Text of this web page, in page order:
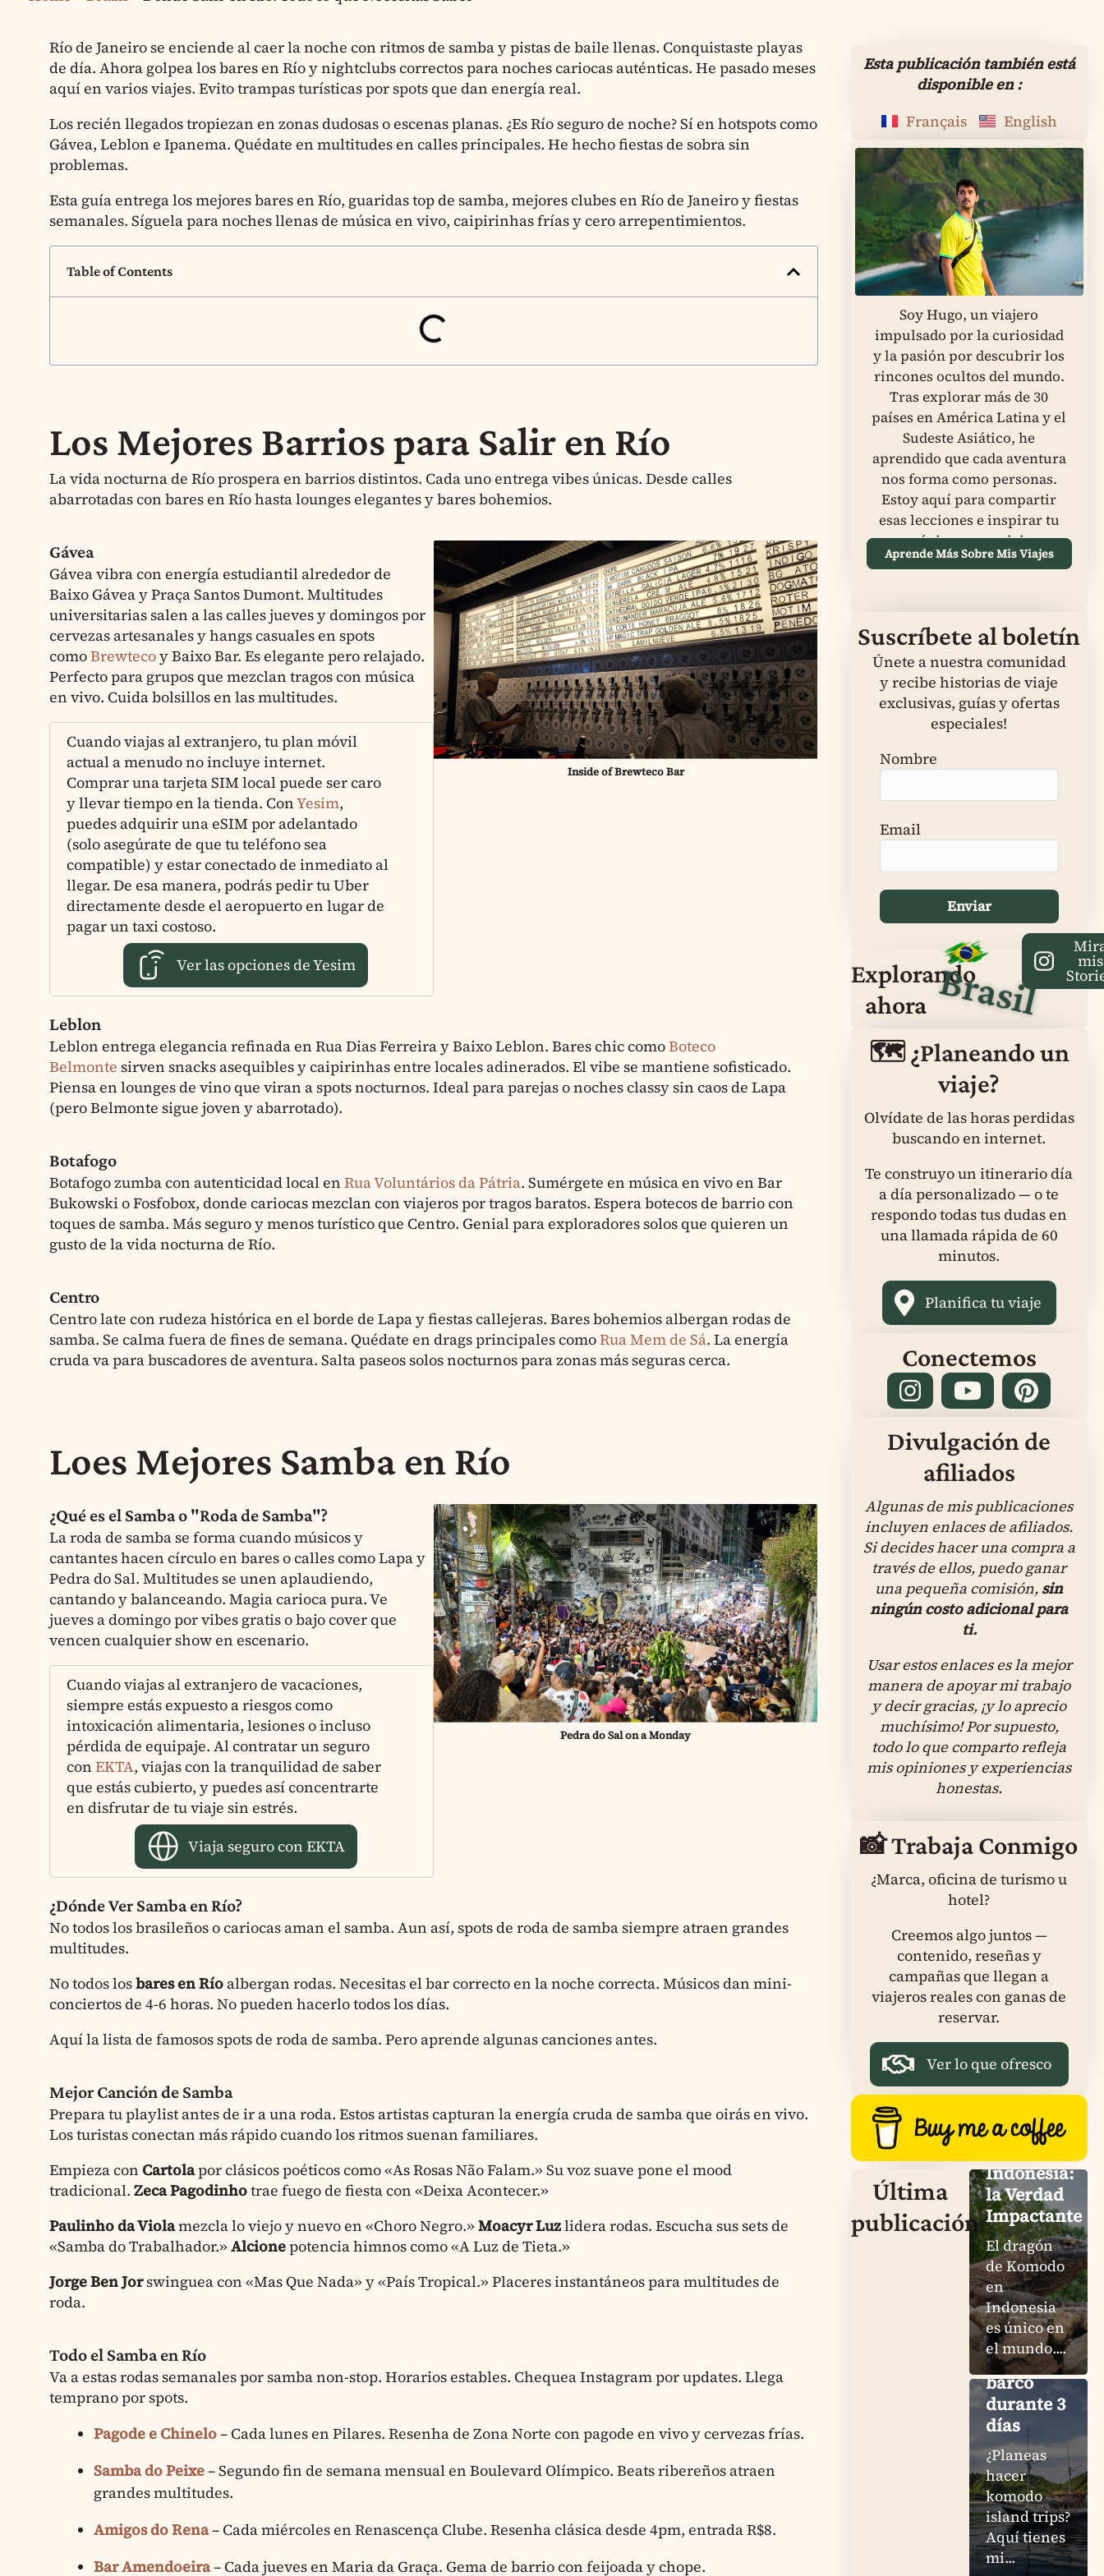
Río de Janeiro se enciende al caer la noche con ritmos de samba y pistas de baile llenas. Conquistaste playas
de día. Ahora golpea los bares en Río y nightclubs correctos para noches cariocas auténticas. He pasado meses
aquí en varios viajes. Evito trampas turísticas por spots que dan energía real.
Los recién llegados tropiezan en zonas dudosas o escenas planas. ¿Es Río seguro de noche? Sí en hotspots como
Gávea, Leblon e Ipanema. Quédate en multitudes en calles principales. He hecho fiestas de sobra sin
problemas.
Esta guía entrega los mejores bares en Río, guaridas top de samba, mejores clubes en Río de Janeiro y fiestas
semanales. Síguela para noches llenas de música en vivo, caipirinhas frías y cero arrepentimientos.
Table of Contents
Los Mejores Barrios para Salir en Río
La vida nocturna de Río prospera en barrios distintos. Cada uno entrega vibes únicas. Desde calles
abarrotadas con bares en Río hasta lounges elegantes y bares bohemios.
Gávea
Gávea vibra con energía estudiantil alrededor de
Baixo Gávea y Praça Santos Dumont. Multitudes
universitarias salen a las calles jueves y domingos por
cervezas artesanales y hangs casuales en spots
comoBrewtecoy Baixo Bar. Es elegante pero relajado.
Perfecto para grupos que mezclan tragos con música
en vivo. Cuida bolsillos en las multitudes.
Cuando viajas al extranjero, tu plan móvil
actual a menudo no incluye internet.
Comprar una tarjeta SIM local puede ser caro
y llevar tiempo en la tienda. ConYesim,
puedes adquirir una eSIM por adelantado
(solo asegúrate de que tu teléfono sea
compatible) y estar conectado de inmediato al
llegar. De esa manera, podrás pedir tu Uber
directamente desde el aeropuerto en lugar de
pagar un taxi costoso.
Ver las opciones de Yesim
Inside of Brewteco Bar
Leblon
Leblon entrega elegancia refinada en Rua Dias Ferreira y Baixo Leblon. Bares chic comoBoteco
Belmonte sirven snacks asequibles y caipirinhas entre locales adinerados. El vibe se mantiene sofisticado.
Piensa en lounges de vino que viran a spots nocturnos. Ideal para parejas o noches classy sin caos de Lapa
(pero Belmonte sigue joven y abarrotado).
Botafogo
Botafogo zumba con autenticidad local enRua Voluntários da Pátria. Sumérgete en música en vivo en Bar
Bukowski o Fosfobox, donde cariocas mezclan con viajeros por tragos baratos. Espera botecos de barrio con
toques de samba. Más seguro y menos turístico que Centro. Genial para exploradores solos que quieren un
gusto de la vida nocturna de Río.
Centro
Centro late con rudeza histórica en el borde de Lapa y fiestas callejeras. Bares bohemios albergan rodas de
samba. Se calma fuera de fines de semana. Quédate en drags principales comoRua Mem de Sá. La energía
cruda va para buscadores de aventura. Salta paseos solos nocturnos para zonas más seguras cerca.
Loes Mejores Samba en Río
¿Qué es el Samba o "Roda de Samba"?
Laroda de samba se forma cuando músicos y
cantantes hacen círculo en bares o calles como Lapa y
Pedra do Sal. Multitudes se unen aplaudiendo,
cantando y balanceando. Magia carioca pura. Ve
jueves a domingo por vibes gratis o bajo cover que
vencen cualquier show en escenario.
Cuando viajas al extranjero de vacaciones,
siempre estás expuesto a riesgos como
intoxicación alimentaria, lesiones o incluso
pérdida de equipaje. Al contratar un seguro
conEKTA, viajas con la tranquilidad de saber
que estás cubierto, y puedes así concentrarte
en disfrutar de tu viaje sin estrés.
Viaja seguro con EKTA
Pedra do Sal on a Monday
¿Dónde Ver Samba en Río?
No todos los brasileños o cariocas aman el samba. Aun así, spots de roda de samba siempre atraen grandes
multitudes.
No todos losbares en Río albergan rodas. Necesitas el bar correcto en la noche correcta. Músicos dan mini-
conciertos de 4-6 horas. No pueden hacerlo todos los días.
Aquí la lista de famosos spots de roda de samba. Pero aprende algunas canciones antes.
Mejor Canción de Samba
Prepara tu playlist antes de ir a una roda. Estos artistas capturan la energía cruda de samba que oirás en vivo.
Los turistas conectan más rápido cuando los ritmos suenan familiares.
Empieza conCartolapor clásicos poéticos como «As Rosas Não Falam.» Su voz suave pone el mood
tradicional.Zeca Pagodinhotrae fuego de fiesta con «Deixa Acontecer.»
Paulinho da Violamezcla lo viejo y nuevo en «Choro Negro.»Moacyr Luzlidera rodas. Escucha sus sets de
«Samba do Trabalhador.»Alcionepotencia himnos como «A Luz de Tieta.»
Jorge Ben Jorswinguea con «Mas Que Nada» y «País Tropical.» Placeres instantáneos para multitudes de
roda.
Todo el Samba en Río
Va a estas rodas semanales por samba non-stop. Horarios estables. Chequea Instagram por updates. Llega
temprano por spots.
Pagode e Chinelo– Cada lunes en Pilares. Resenha de Zona Norte con pagode en vivo y cervezas frías.
Samba do Peixe– Segundo fin de semana mensual en Boulevard Olímpico. Beats ribereños atraen
grandes multitudes.
Amigos do Rena– Cada miércoles en Renascença Clube. Resenha clásica desde 4pm, entrada R$8.
Bar Amendoeira– Cada jueves en Maria da Graça. Gema de barrio con feijoada y chope.
Esta publicación también está
disponible en :
Français
English
Soy Hugo, un viajero
impulsado por la curiosidad
y la pasión por descubrir los
rincones ocultos del mundo.
Tras explorar más de 30
países en América Latina y el
Sudeste Asiático, he
aprendido que cada aventura
nos forma como personas.
Estoy aquí para compartir
esas lecciones e inspirar tu
próximo gran viaje.
Aprende Más Sobre Mis Viajes
Suscríbete al boletín
Únete a nuestra comunidad
y recibe historias de viaje
exclusivas, guías y ofertas
especiales!
Nombre
Email
Explorando
ahora Brasil mis
🗺️ ¿Planeando un
viaje?
Olvídate de las horas perdidas
buscando en internet.
Te construyo un itinerario día
a día personalizado — o te
respondo todas tus dudas en
una llamada rápida de 60
minutos.
Planifica tu viaje
Conectemos
Divulgación de
afiliados
Algunas de mis publicaciones
incluyen enlaces de afiliados.
Si decides hacer una compra a
través de ellos, puedo ganar
una pequeña comisión, sin
ningún costo adicional para
ti.
Usar estos enlaces es la mejor
manera de apoyar mi trabajo
y decir gracias, ¡y lo aprecio
muchísimo! Por supuesto,
todo lo que comparto refleja
mis opiniones y experiencias
honestas.
📸 Trabaja Conmigo
¿Marca, oficina de turismo u
hotel?
Creemos algo juntos —
contenido, reseñas y
campañas que llegan a
viajeros reales con ganas de
reservar.
Ver lo que ofresco
Última
publicación
Dragón
Komodo
Indonesia:
la Verdad
Impactante
El dragón
de Komodo
en
Indonesia
es único en
el mundo....
Komodo
Island
Trips: Mi
experiencia
honesta
en un
barco
durante 3
días
¿Planeas
hacer
komodo
island trips?
Aquí tienes
mi...
Pink
Beach
Komodo: